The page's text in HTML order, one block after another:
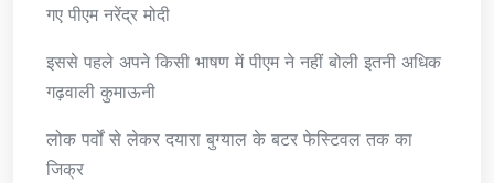
गए पीएम नरेंद्र मोदी
इससे पहले अपने किसी भाषण में पीएम ने नहीं बोली इतनी अधिक
गढ़वाली कुमाऊनी
लोक पर्वों से लेकर दयारा बुग्याल के बटर फेस्टिवल तक का
जिक्र